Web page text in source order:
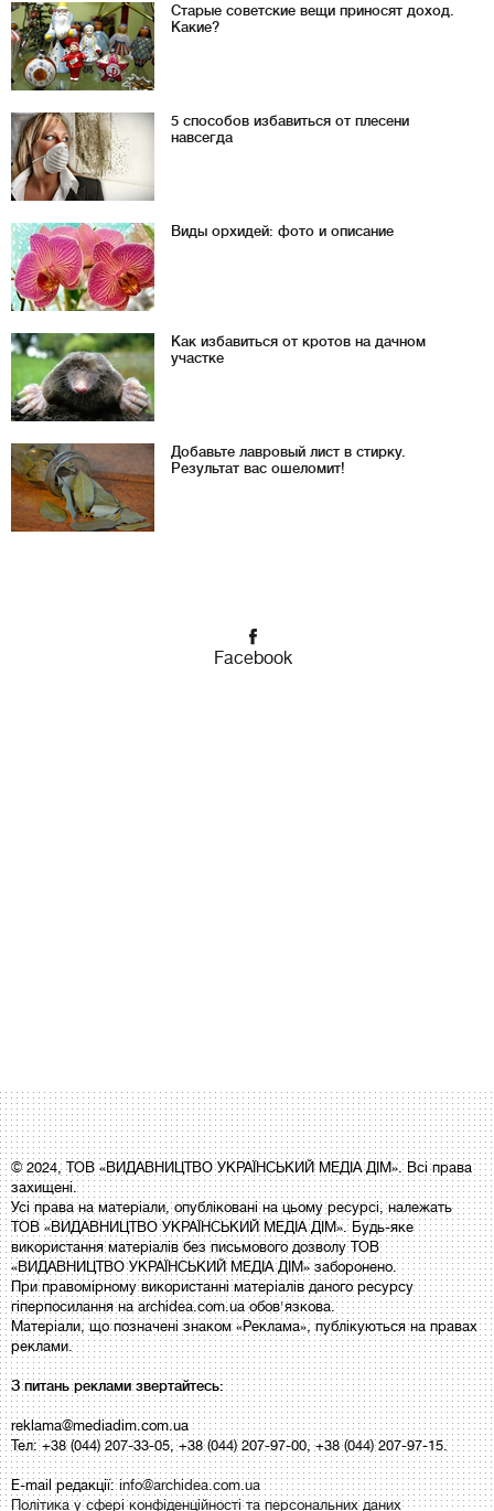
Старые советские вещи приносят доход.
Какие?
5 способов избавиться от плесени
навсегда
Виды орхидей: фото и описание
Как избавиться от кротов на дачном
участке
Добавьте лавровый лист в стирку.
Результат вас ошеломит!
Facebook
© 2024, ТОВ «ВИДАВНИЦТВО УКРАЇНСЬКИЙ МЕДІА ДІМ». Всі права
захищені.
Усі права на матеріали, опубліковані на цьому ресурсі, належать
ТОВ «ВИДАВНИЦТВО УКРАЇНСЬКИЙ МЕДІА ДІМ». Будь-яке
використання матеріалів без письмового дозволу ТОВ
«ВИДАВНИЦТВО УКРАЇНСЬКИЙ МЕДІА ДІМ» заборонено.
При правомірному використанні матеріалів даного ресурсу
гіперпосилання на archidea.com.ua обов'язкова.
Матеріали, що позначені знаком «Реклама», публікуються на правах
реклами.
З питань реклами звертайтесь:
reklama@mediadim.com.ua
Тел: +38 (044) 207-33-05, +38 (044) 207-97-00, +38 (044) 207-97-15.
E-mail редакції:info@archidea.com.ua
Політика у сфері конфіденційності та персональних даних